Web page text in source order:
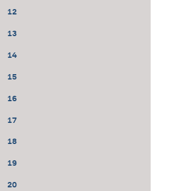
12
13
14
15
16
17
18
19
20